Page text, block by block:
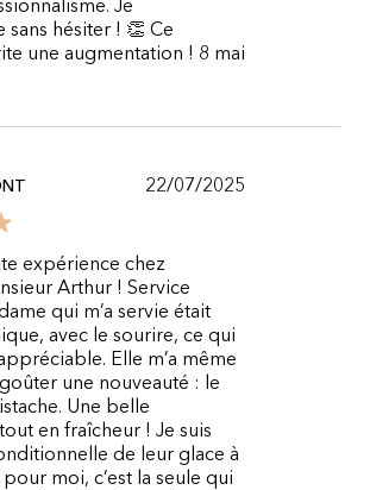
Je
sans hésiter ! 👏 Ce
une augmentation ! 8 mai
22/07/2025
expérience chez
Arthur ! Service
qui m’a servie était
avec le sourire, ce qui
Elle m’a même
une nouveauté : le
Une belle
en fraîcheur ! Je suis
de leur glace à
moi, c’est la seule qui